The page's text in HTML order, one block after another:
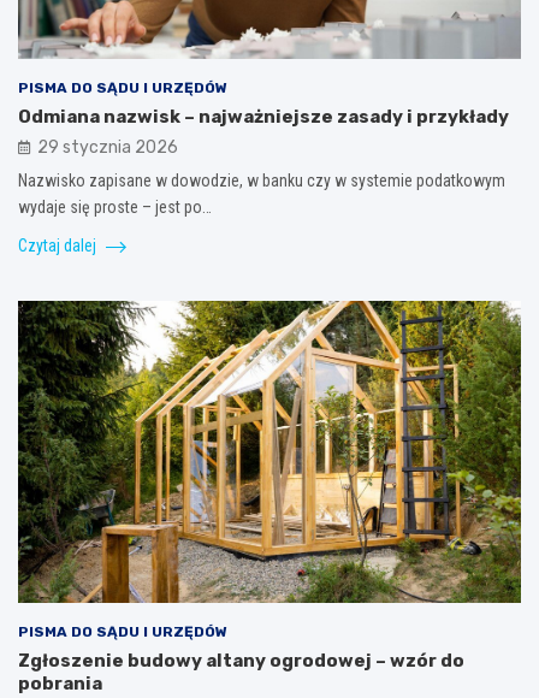
PISMA DO SĄDU I URZĘDÓW
Odmiana nazwisk – najważniejsze zasady i przykłady
29 stycznia 2026
Nazwisko zapisane w dowodzie, w banku czy w systemie podatkowym
wydaje się proste – jest po…
Czytaj dalej
PISMA DO SĄDU I URZĘDÓW
Zgłoszenie budowy altany ogrodowej – wzór do
pobrania